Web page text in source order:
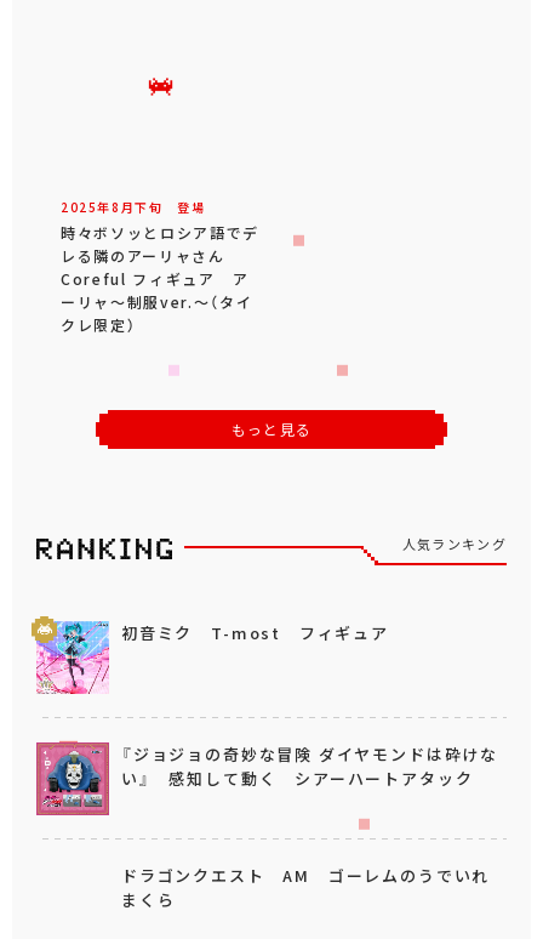
2025年8 月下旬 登場
時々ボソッとロシア語でデ
レる隣のアーリャさん
Coreful フィギュア ア
ーリャ～制服ver.～（タイ
クレ限定）
もっと見る
人気ランキング
初音ミク T-most フィギュア
『ジョジョの奇妙な冒険 ダイヤモンドは砕けな
い』 感知して動く シアーハートアタック
ドラゴンクエスト AM ゴーレムのうでいれ
まくら